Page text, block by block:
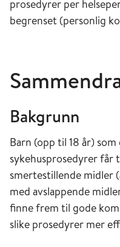
prosedyrer per
begrenset (personlig
Bakgrunn
Barn (opp til 18 år)
sykehusprosedyrer får
smertestillende midler
med avslappende
finne frem til gode
slike prosedyrer mer